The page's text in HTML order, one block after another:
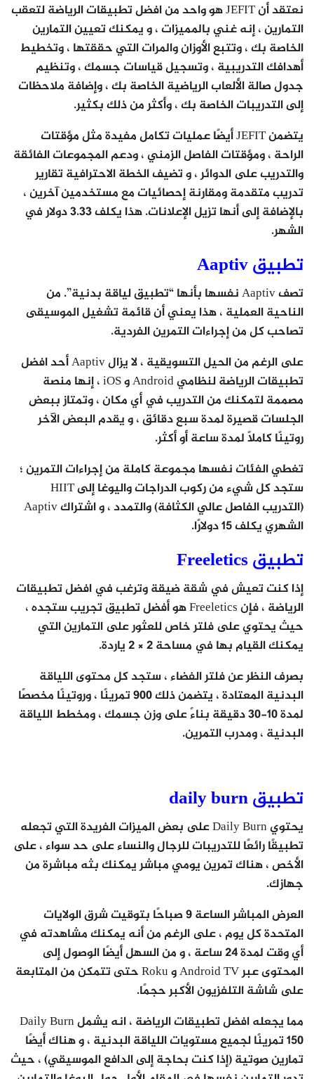
نعتقد أن JEFIT هو واحد من افضل تطبيقات الرياضة لتعقب
التمارين ، إنه غني بالمميزات ، و يمكنك تعيين التمارين
الخاصة بك ، وتتبع الأوزان والمرات التي حققتها ، وتخطيط
أهدافك التدريبية ، وتسجيل قياسات جسمك ، وتنظيم
جدول صالة الألعاب الرياضية الخاصة بك ، وإضافة ملاحظات
إلى التدريبات الخاصة بك ، وأكثر من ذلك بكثير.
يتضمن JEFIT أيضًا عمليات تكامل مفيدة مثل مؤقتات
الراحة ، ومؤقتات الفاصل الزمني ، ودعم المجموعات الفائقة
والتدريب على الدوائر ، و تضيف الخطة الاحترافية تقارير
تدريب متقدمة ومقارنة إحصائيات مع مستخدمين آخرين ،
بالإضافة إلى أنها تزيل الإعلانات. هذا يكلف 3.33 دولار في
الشهر.
تطبيق Aaptiv
تصف Aaptiv نفسها بأنها “تطبيق لياقة بدنية”. من
الناحية العملية ، هذا يعني أن قائمة تشغيل الموسيقى
تصاحب كل من إجراءات التمرين الفردية.
على الرغم من الحيل التسويقية ، لا يزال Aaptiv أحد افضل
تطبيقات الرياضة لنظامي Android و iOS ، إنها منصة
مصممة لتمكنك من التدريب في أي مكان ، وتمتاز ببعض
الجلسات قصيرة لمدة سبع دقائق ، و يقدم البعض الآخر
روتينًا كاملاً لمدة ساعة أو أكثر.
تغطي الفئات نفسها مجموعة كاملة من إجراءات التمرين ؛
ستجد كل شيء من ركوب الدراجات واليوغا إلى HIIT
(التدريب الفاصل عالي الكثافة) والتمدد ، و اشتراك Aaptiv
الشهري يكلف 15 دولارًا.
تطبيق Freeletics
إذا كنت تعيش في شقة ضيقة وترغب في افضل تطبيقات
الرياضة ، فإن Freeletics هو أفضل تطبيق تجريب ستجده ،
حيث يحتوي على فلتر خاص للعثور على التمارين التي
يمكنك القيام بها في مساحة 2 × 2 ياردة.
بصرف النظر عن فلتر الفضاء ، ستجد كل محتوى اللياقة
البدنية المعتادة ، يتضمن ذلك 900 تمرينًا ، وروتينًا مخصصًا
لمدة 10-30 دقيقة بناءً على وزن جسمك ، ومخطط اللياقة
البدنية ، ومدرب التمرين.
تطبيق daily burn
يحتوي Daily Burn على بعض الميزات الفريدة التي تجعله
تطبيقًا رائعًا للتدريبات للرجال والنساء على حد سواء ، على
الأخص ، هناك تمرين يومي مباشر يمكنك بثه مباشرة من
جهازك.
العرض المباشر الساعة 9 صباحًا بتوقيت شرق الولايات
المتحدة كل يوم ، على الرغم من أنه يمكنك مشاهدته في
أي وقت لمدة 24 ساعة ، و من السهل أيضًا الوصول إلى
المحتوى عبر Android TV و Roku حتى تتمكن من المتابعة
على شاشة التلفزيون الأكبر حجمًا.
مما يجعله افضل تطبيقات الرياضة ، انه يشمل Daily Burn
150 تمرينًا لجميع مستويات اللياقة البدنية ، و هناك أيضًا
تمارين صوتية (إذا كنت بحاجة إلى الدافع الموسيقي) ، حيث